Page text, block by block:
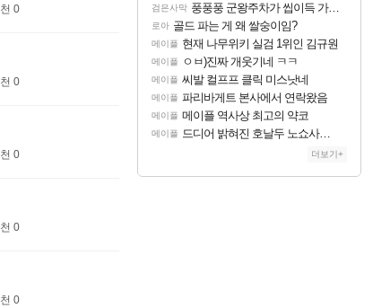
0
0
0
0
0
검은사막 풍풍풍 군왕주차가 씹이득 가성비라고 ????
로아 골드 파는 게 왜 쌀숭이임?
메이플 현재 나무위키 실검 1위인 김규원
메이플 ㅇㅂ)진짜 개웃기네 ㅋㅋ
메이플 씨발 컬프프 클릭 미스낫네
메이플 파리바게트 본사에서 연락왔음
메이플 메이플 역사상 최고의 약코
메이플 드디어 밝혀진 호날두 노쇼사건의 진실 ㅁㅊㄷㄷㄷㄷ
더보기+